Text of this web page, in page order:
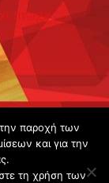
Image
την παροχή των
και για την
τη χρήση των